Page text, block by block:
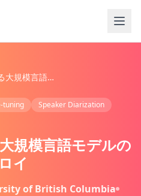
音声認識における大規模言語モデルの学習・評価・デプロイ
tuning
Speaker Diarization
規模言語モデルの
イ
of British Columbia